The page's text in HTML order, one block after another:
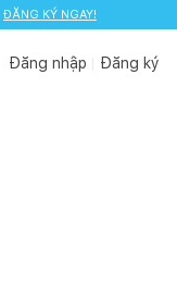
ĐĂNG KÝ NGAY!
ĐĂNG KÝ NGAY!
Đăng nhập Đăng ký